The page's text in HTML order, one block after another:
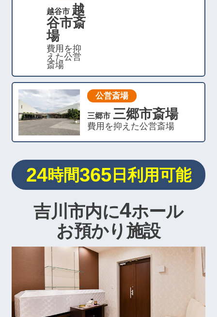
越谷市 越
谷市斎
場
費用を抑
えた公営
斎場
公営斎場
三郷市 三郷市斎場
費用を抑えた公営斎場
24時間365 日利用可能
吉川市内に4ホール
お預かり施設